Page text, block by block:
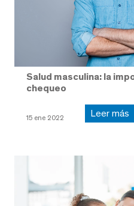
Salud masculina: la
chequeo
15 ene 2022 Leer más